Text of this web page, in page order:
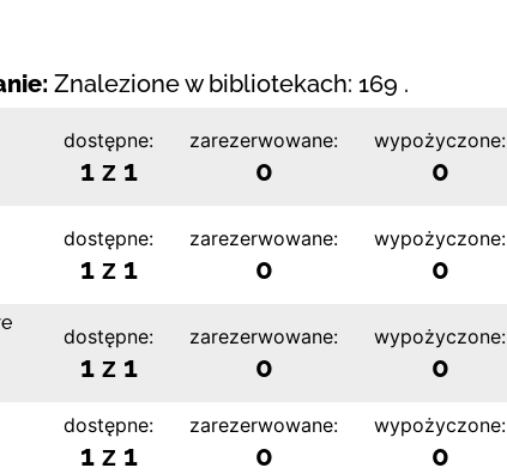
Znalezione w bibliotekach: 169 .
dostępne:
1 z 1
zarezerwowane:
0
wypożyczone:
0
dostępne:
1 z 1
zarezerwowane:
0
wypożyczone:
0
dostępne:
1 z 1
zarezerwowane:
0
wypożyczone:
0
dostępne:
1 z 1
zarezerwowane:
0
wypożyczone:
0